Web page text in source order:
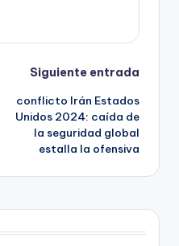
Siguiente entrada
conflicto Irán Estados
Unidos 2024: caída de
la seguridad global
estalla la ofensiva